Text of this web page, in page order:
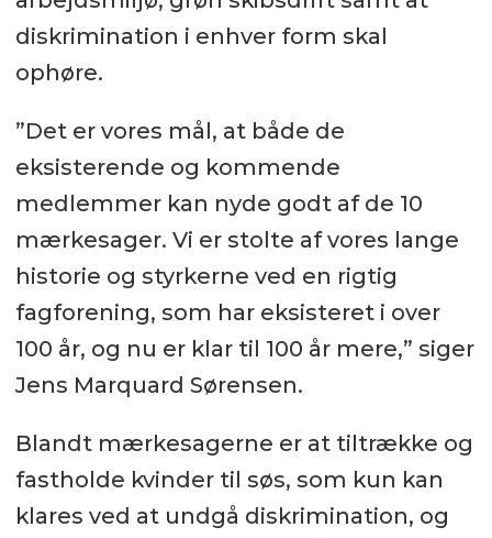
diskrimination i enhver form skal
ophøre.
”Det er vores mål, at både de
eksisterende og kommende
medlemmer kan nyde godt af de 10
mærkesager. Vi er stolte af vores lange
historie og styrkerne ved en rigtig
fagforening, som har eksisteret i over
100 år, og nu er klar til 100 år mere,” siger
Jens Marquard Sørensen.
Blandt mærkesagerne er at tiltrække og
fastholde kvinder til søs, som kun kan
klares ved at undgå diskrimination, og